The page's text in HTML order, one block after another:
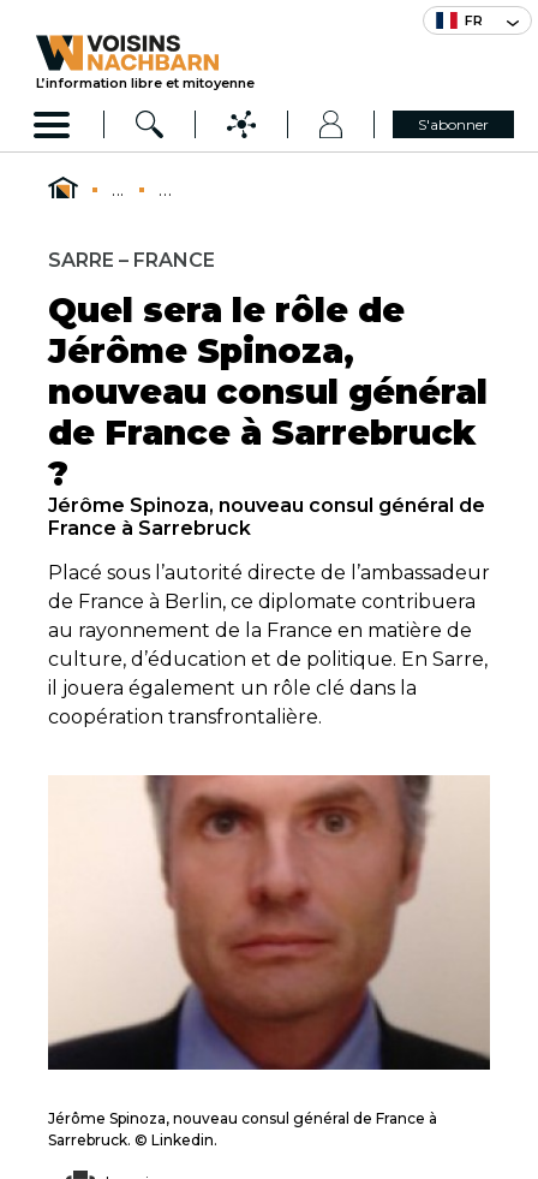
FR
L’information libre et mitoyenne
S'abonner
... ...
SARRE – FRANCE
Quel sera le rôle de
Jérôme Spinoza,
nouveau consul général
de France à Sarrebruck
?
Jérôme Spinoza, nouveau consul général de
France à Sarrebruck
Placé sous l’autorité directe de l’ambassadeur
de France à Berlin, ce diplomate contribuera
au rayonnement de la France en matière de
culture, d’éducation et de politique. En Sarre,
il jouera également un rôle clé dans la
coopération transfrontalière.
Jérôme Spinoza, nouveau consul général de France à
Sarrebruck. © Linkedin.